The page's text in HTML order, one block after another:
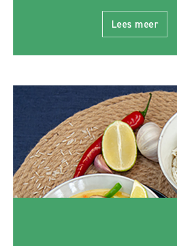
Lees meer